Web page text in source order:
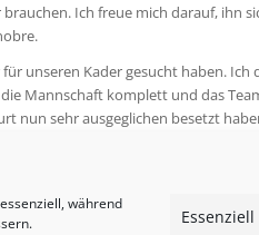
während
Essenziell
Ich freue mich darauf, ihn
für unseren Kader gesucht haben.
Mannschaft komplett und das
nun sehr ausgeglichen besetzt